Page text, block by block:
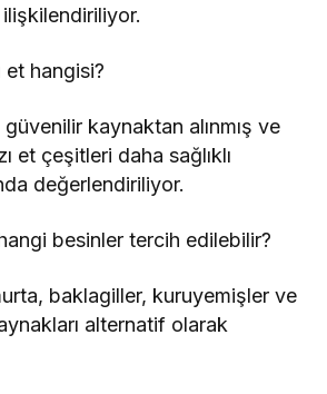
ilişkilendiriliyor.
et hangisi?
kaynaktan alınmış ve
et çeşitleri daha sağlıklı
değerlendiriliyor.
hangi besinler tercih edilebilir?
baklagiller, kuruyemişler ve
alternatif olarak